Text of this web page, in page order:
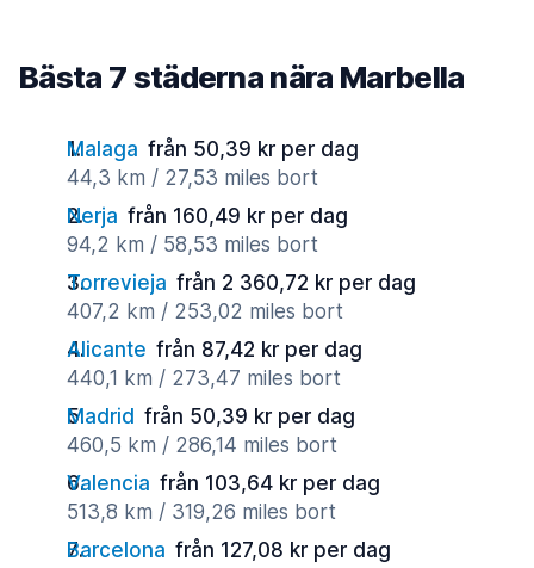
Bästa 7 städerna nära Marbella
Malaga från 50,39 kr per dag
44,3 km / 27,53 miles bort
Nerja från 160,49 kr per dag
94,2 km / 58,53 miles bort
Torrevieja från 2 360,72 kr per dag
407,2 km / 253,02 miles bort
Alicante från 87,42 kr per dag
440,1 km / 273,47 miles bort
Madrid från 50,39 kr per dag
460,5 km / 286,14 miles bort
Valencia från 103,64 kr per dag
513,8 km / 319,26 miles bort
Barcelona från 127,08 kr per dag